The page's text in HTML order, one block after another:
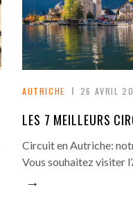
AUTRICHE 26 AVRIL
LES 7 MEILLEURS
Circuit en Autriche:
Vous souhaitez visiter
→